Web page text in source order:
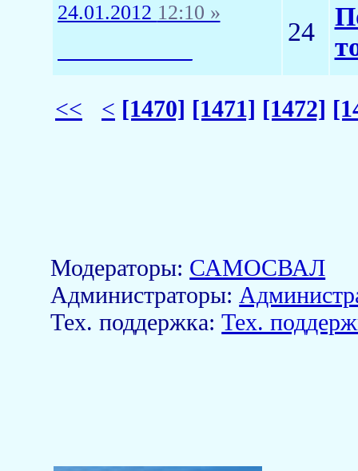
24.01.2012 12:10 »
24
<< < [1470] [1471] [1472]
Модераторы: САМОСВАЛ
Aдминистраторы:
Тех. поддержка:Тех.